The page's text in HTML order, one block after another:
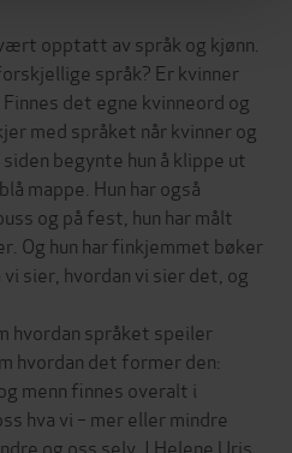
opptatt av språk og kjønn.
språk? Er kvinner
det egne kvinneord og
med språket når kvinner og
begynte hun å klippe ut
mappe. Hun har også
og på fest, hun har målt
Og hun har finkjemmet bøker
sier, hvordan vi sier det, og
hvordan språket speiler
hvordan det former den:
menn finnes overalt i
hva vi – mer eller mindre
og oss selv. I Helene Uris